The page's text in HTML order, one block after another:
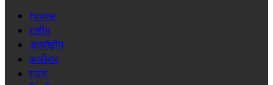
Home
राष्ट्रीय
अंतर्राष्ट्रीय
कारोबार
राज्य